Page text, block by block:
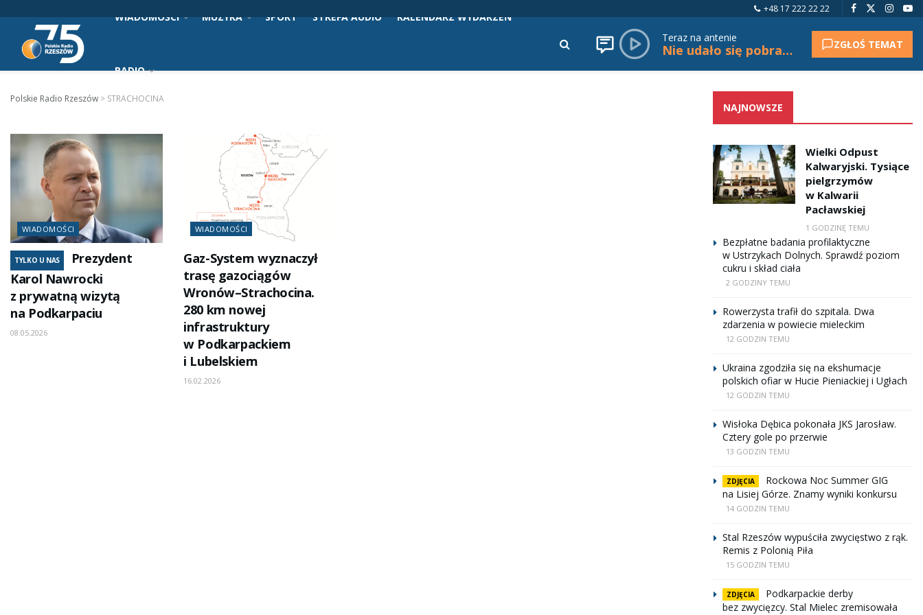
+48 17 222 22 22
WIADOMOŚCI MUZYKA SPORT STREFA AUDIO KALENDARZ WYDARZEŃ
RADIO
Teraz na antenie
Nie udało się pobrać tytułu. ZGŁOŚ TEMAT
Polskie Radio Rzeszów > STRACHOCINA
WIADOMOŚCI
TYLKO U NAS
Prezydent
Karol Nawrocki
z prywatną wizytą
na Podkarpaciu
08.05.2026
WIADOMOŚCI
Gaz-System wyznaczył
trasę gazociągów
Wronów–Strachocina.
280 km nowej
infrastruktury
w Podkarpackiem
i Lubelskiem
16.02.2026
NAJNOWSZE
Wielki Odpust
Kalwaryjski. Tysiące
pielgrzymów
w Kalwarii
Pacławskiej
1 GODZINĘ TEMU
Bezpłatne badania profilaktyczne
w Ustrzykach Dolnych. Sprawdź poziom
cukru i skład ciała
2 GODZINY TEMU
Rowerzysta trafił do szpitala. Dwa
zdarzenia w powiecie mieleckim
12 GODZIN TEMU
Ukraina zgodziła się na ekshumacje
polskich ofiar w Hucie Pieniackiej i Ugłach
12 GODZIN TEMU
Wisłoka Dębica pokonała JKS Jarosław.
Cztery gole po przerwie
13 GODZIN TEMU
ZDJĘCIA
Rockowa Noc Summer GIG
na Lisiej Górze. Znamy wyniki konkursu
14 GODZIN TEMU
Stal Rzeszów wypuściła zwycięstwo z rąk.
Remis z Polonią Piła
15 GODZIN TEMU
ZDJĘCIA
Podkarpackie derby
bez zwycięzcy. Stal Mielec zremisowała